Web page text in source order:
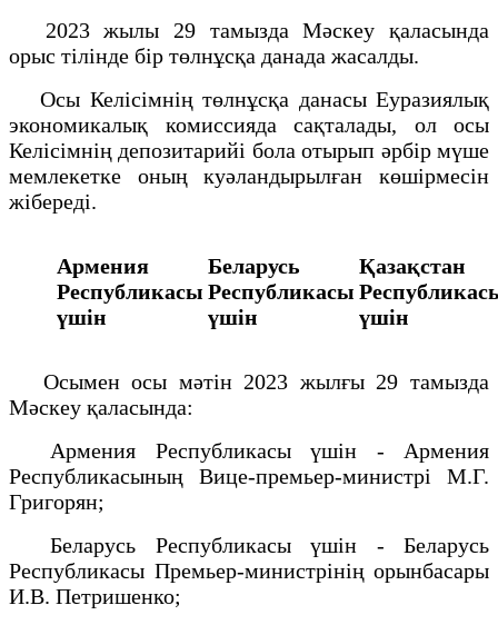
2023 жылы 29 тамызда Мәскеу қаласында
орыс тілінде бір төлнұсқа данада жасалды.
Осы Келісімнің төлнұсқа данасы Еуразиялық
экономикалық комиссияда сақталады, ол осы
Келісімнің депозитарийі бола отырып әрбір мүше
мемлекетке оның куәландырылған көшірмесін
жібереді.
Армения
Республикасы
үшін
Беларусь
Республикасы
үшін
Қазақстан
үшін
Осымен осы мәтін 2023 жылғы 29 тамызда
Мәскеу қаласында:
Армения Республикасы үшін - Армения
Республикасының Вице-премьер-министрі М.Г.
Григорян;
Беларусь Республикасы үшін - Беларусь
Республикасы Премьер-министрінің орынбасары
И.В. Петришенко;